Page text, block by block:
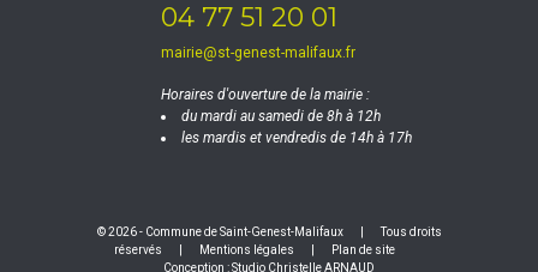
04 77 51 20 01
mairie@st-genest-malifaux.fr
Horaires d'ouverture de la mairie :
du mardi au samedi de 8h à 12h
les mardis et vendredis de 14h à 17h
© 2026 - Commune de Saint-Genest-Malifaux
Tous droits
réservés
Mentions légales
Plan de site
Conception :Studio Christelle ARNAUD